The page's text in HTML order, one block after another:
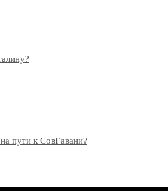
пути к СовГавани?